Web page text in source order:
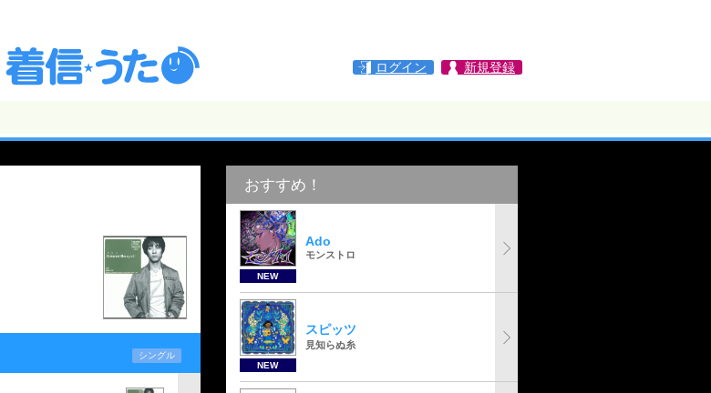
ログイン 新規登録
シングル
おすすめ！
NEW
Ado
モンストロ
NEW
スピッツ
見知らぬ糸